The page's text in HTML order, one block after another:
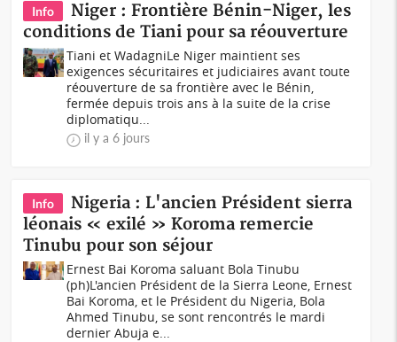
Info
Niger : Frontière Bénin-Niger, les
conditions de Tiani pour sa réouverture
Tiani et WadagniLe Niger maintient ses
exigences sécuritaires et judiciaires avant toute
réouverture de sa frontière avec le Bénin,
fermée depuis trois ans à la suite de la crise
diplomatiqu...
il y a 6 jours
Info
Nigeria : L'ancien Président sierra
léonais « exilé » Koroma remercie
Tinubu pour son séjour
Ernest Bai Koroma saluant Bola Tinubu
(ph)L'ancien Président de la Sierra Leone, Ernest
Bai Koroma, et le Président du Nigeria, Bola
Ahmed Tinubu, se sont rencontrés le mardi
dernier Abuja e...